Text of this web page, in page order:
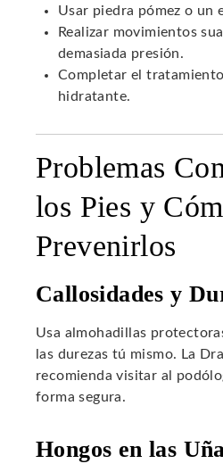
Usar piedra pómez o un
Realizar movimientos
demasiada presión.
Completar el
hidratante.
Problemas
los Pies y
Prevenirlos
Callosidades y
Usa almohadillas
las durezas tú mismo. La
recomienda visitar al
forma segura.
Hongos en las